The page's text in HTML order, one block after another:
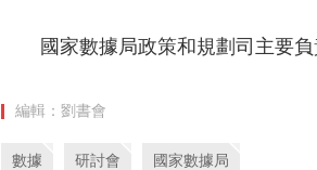
國家數據局政策和規劃司主要負
編輯：劉書會
數據 研討會 國家數據局